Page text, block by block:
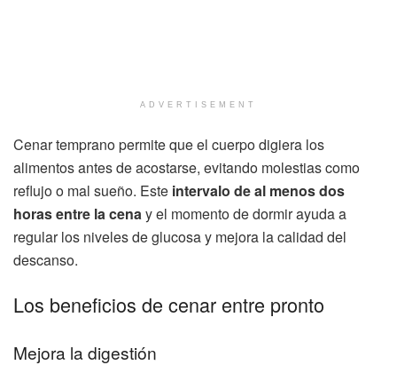
ADVERTISEMENT
Cenar temprano permite que el cuerpo digiera los
alimentos antes de acostarse, evitando molestias como
reflujo o mal sueño. Este intervalo de al menos dos
horas entre la cenay el momento de dormir ayuda a
regular los niveles de glucosa y mejora la calidad del
descanso.
Los beneficios de cenar entre pronto
Mejora la digestión